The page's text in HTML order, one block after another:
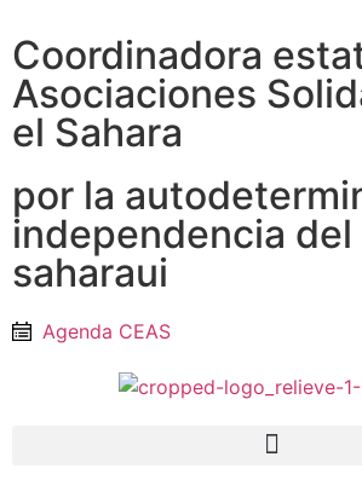
Coordinadora
Asociaciones
el Sahara
por la
independencia
saharaui
Agenda CEAS